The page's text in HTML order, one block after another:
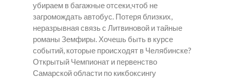
убираем в багажные отсеки,чтоб не
загромождать автобус. Потеря близких,
неразрывная связь с Литвиновой и тайные
романы Земфиры. Хочешь быть в курсе
событий, которые происходят в Челябинске?
Открытый Чемпионат и первенство
Самарской области по кикбоксингу